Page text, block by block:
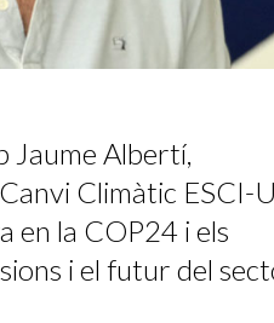
Albertí,
Climàtic ESCI-
en la COP24 i els
i el futur del